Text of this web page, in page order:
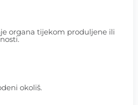
organa tijekom produljene ili
okoliš.